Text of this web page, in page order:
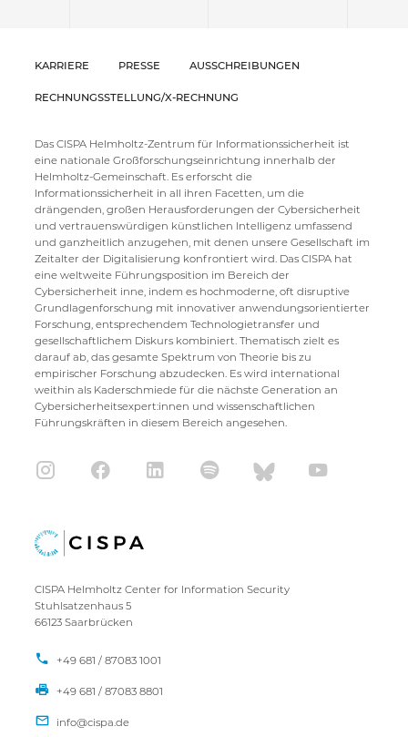
KARRIERE PRESSE AUSSCHREIBUNGEN
RECHNUNGSSTELLUNG/X-RECHNUNG
Das CISPA Helmholtz-Zentrum für Informationssicherheit ist
eine nationale Großforschungseinrichtung innerhalb der
Helmholtz-Gemeinschaft. Es erforscht die
Informationssicherheit in all ihren Facetten, um die
drängenden, großen Herausforderungen der Cybersicherheit
und vertrauenswürdigen künstlichen Intelligenz umfassend
und ganzheitlich anzugehen, mit denen unsere Gesellschaft im
Zeitalter der Digitalisierung konfrontiert wird. Das CISPA hat
eine weltweite Führungsposition im Bereich der
Cybersicherheit inne, indem es hochmoderne, oft disruptive
Grundlagenforschung mit innovativer anwendungsorientierter
Forschung, entsprechendem Technologietransfer und
gesellschaftlichem Diskurs kombiniert. Thematisch zielt es
darauf ab, das gesamte Spektrum von Theorie bis zu
empirischer Forschung abzudecken. Es wird international
weithin als Kaderschmiede für die nächste Generation an
Cybersicherheitsexpert:innen und wissenschaftlichen
Führungskräften in diesem Bereich angesehen.
CISPA Helmholtz Center for Information Security
Stuhlsatzenhaus 5
66123 Saarbrücken
+49 681 / 87083 1001
+49 681 / 87083 8801